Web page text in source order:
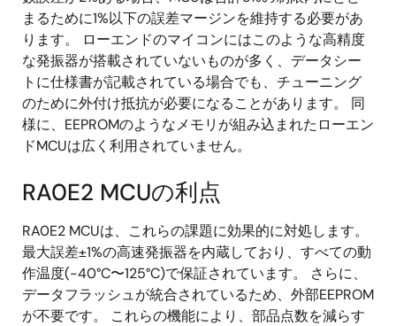
まるために1%以下の誤差マージンを維持する必要があ
ります。 ローエンドのマイコンにはこのような高精度
な発振器が搭載されていないものが多く、データシー
トに仕様書が記載されている場合でも、チューニング
のために外付け抵抗が必要になることがあります。 同
様に、EEPROMのようなメモリが組み込まれたローエン
ドMCUは広く利用されていません。
RA0E2 MCUの利点
RA0E2 MCUは、これらの課題に効果的に対処します。
最大誤差±1%の高速発振器を内蔵しており、すべての動
作温度(-40°C〜125°C)で保証されています。 さらに、
データフラッシュが統合されているため、外部EEPROM
が不要です。 これらの機能により、部品点数を減らす